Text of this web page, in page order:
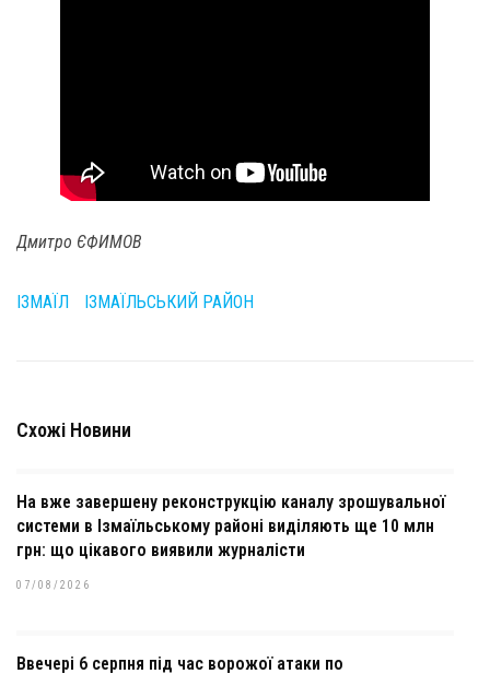
Дмитро ЄФИМОВ
ІЗМАЇЛ ІЗМАЇЛЬСЬКИЙ РАЙОН
Схожі Новини
На вже завершену реконструкцію каналу зрошувальної
системи в Ізмаїльському районі виділяють ще 10 млн
грн: що цікавого виявили журналісти
07/08/2026
Ввечері 6 серпня під час ворожої атаки по